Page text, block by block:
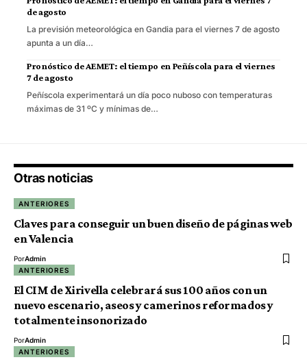
de agosto
La previsión meteorológica en Gandia para el viernes 7 de agosto
apunta a un día…
Pronóstico de AEMET: el tiempo en Peñíscola para el viernes
7 de agosto
Peñíscola experimentará un día poco nuboso con temperaturas
máximas de 31 ºC y mínimas de…
Otras noticias
ANTERIORES
Claves para conseguir un buen diseño de páginas web
en Valencia
PorAdmin
ANTERIORES
El CIM de Xirivella celebrará sus 100 años con un
nuevo escenario, aseos y camerinos reformados y
totalmente insonorizado
PorAdmin
ANTERIORES